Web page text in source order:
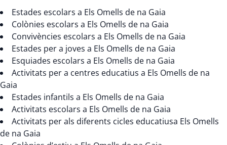
Estades escolars a Els Omells de na Gaia
Colònies escolars a Els Omells de na Gaia
Convivències escolars a Els Omells de na Gaia
Estades per a joves a Els Omells de na Gaia
Esquiades escolars a Els Omells de na Gaia
Activitats per a centres educatius a Els Omells de na
Gaia
Estades infantils a Els Omells de na Gaia
Activitats escolars a Els Omells de na Gaia
Activitats per als diferents cicles educatiusa Els Omells
de na Gaia